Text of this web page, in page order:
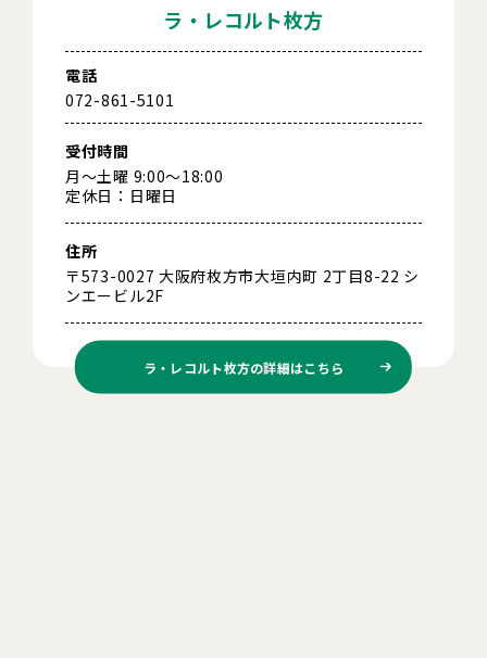
ラ・レコルト枚方
電話
072-861-5101
受付時間
月～土曜 9:00～18:00
定休日：日曜日
住所
〒573-0027 大阪府枚方市大垣内町 2丁目8-22 シ
ンエービル2F
ラ・レコルト枚方の詳細はこちら